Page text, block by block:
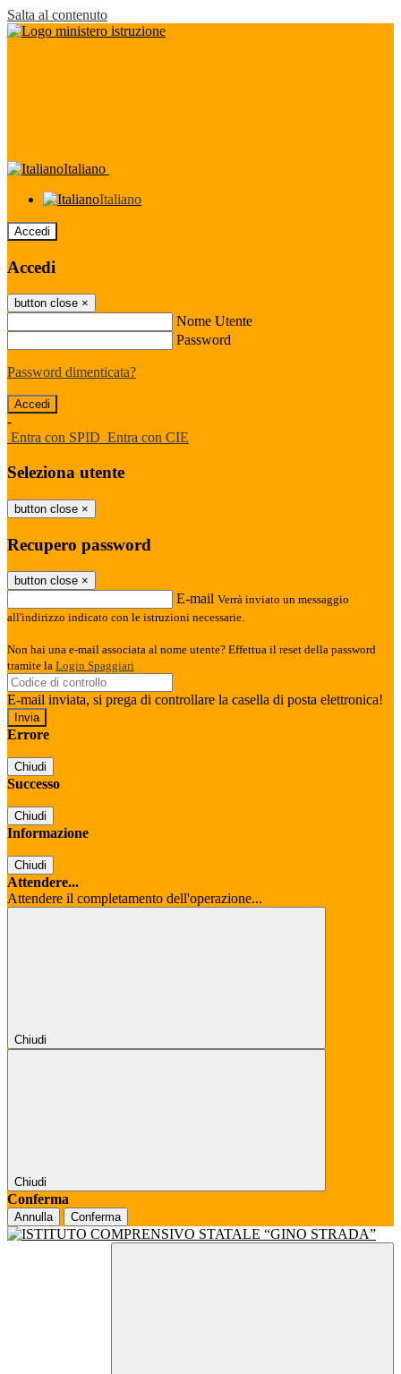
Salta al contenuto
Italiano
Italiano
Accedi
Accedi
button close ×
Nome Utente
Password
Password dimenticata?
-
Entra con SPID Entra con CIE
Seleziona utente
button close ×
Recupero password
button close ×
E-mail Verrà inviato un messaggio
all'indirizzo indicato con le istruzioni necessarie.
Non hai una e-mail associata al nome utente? Effettua il reset della password
tramite la Login Spaggiari
E-mail inviata, si prega di controllare la casella di posta elettronica!
Errore
Chiudi
Successo
Chiudi
Informazione
Chiudi
Attendere...
Attendere il completamento dell'operazione...
Chiudi
Chiudi
Conferma
Annulla Conferma